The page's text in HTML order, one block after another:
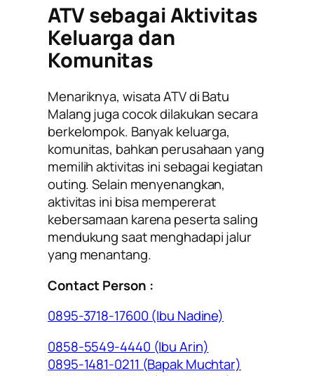
ATV sebagai Aktivitas
Keluarga dan
Komunitas
Menariknya, wisata ATV di Batu
Malang juga cocok dilakukan secara
berkelompok. Banyak keluarga,
komunitas, bahkan perusahaan yang
memilih aktivitas ini sebagai kegiatan
outing. Selain menyenangkan,
aktivitas ini bisa mempererat
kebersamaan karena peserta saling
mendukung saat menghadapi jalur
yang menantang.
Contact Person :
0895-3718-17600 (Ibu Nadine)
0858-5549-4440 (Ibu Arin)
0895-1481-0211 (Bapak Muchtar)